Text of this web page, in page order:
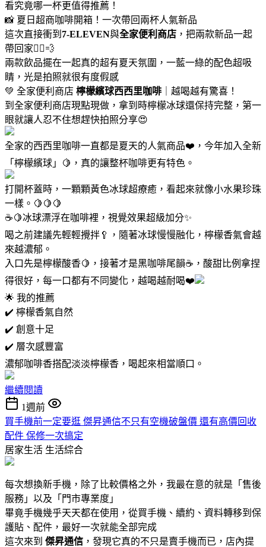
看究竟哪一杯更值得推薦！
📸 夏日超商咖啡開箱！一次帶回兩杯人氣新品
這次直接衝到 7-ELEVEN與全家便利商店 ，把兩款新品一起
帶回家🏃‍♀️💨
兩款飲品擺在一起真的超有夏天氛圍，一藍一綠的配色超吸
睛，光是拍照就很有度假感
💚 全家便利商店 檸檬繽球西西里咖啡 ｜越喝越有驚喜！
到全家便利商店現點現做，拿到時檸檬冰球還保持完整，第一
眼就讓人忍不住想趕快拍照分享😍
全家的西西里咖啡一直都是夏天的人氣商品❤️，今年加入全新
「檸檬繽球」🍋，真的讓整杯咖啡更有特色。
打開杯蓋時，一顆顆黃色冰球超療癒，看起來就像小水果珍珠
一樣。🍋🍋🍋
☕🍋冰球漂浮在咖啡裡，視覺效果超級加分✨
喝之前建議先輕輕攪拌🥄，隨著冰球慢慢融化，檸檬香氣會越
來越濃郁。
入口先是檸檬酸香🍋，接著才是黑咖啡尾韻☕，酸甜比例拿捏
得很好，每一口都有不同變化，越喝越耐喝❤️
🌟 我的推薦
✔️ 檸檬香氣自然
✔️ 創意十足
✔️ 層次感豐富
濃郁咖啡香搭配淡淡檸檬香，喝起來相當順口。
繼續閱讀
1週前
買手機前一定要逛 傑昇通信不只有空機破盤價 還有高價回收
配件 保修一次搞定
居家生活 生活綜合
每次想換新手機，除了比較價格之外，我最在意的就是「售後
服務」以及「門市專業度」
畢竟手機幾乎天天都在使用，從買手機、續約、資料轉移到保
護貼、配件，最好一次就能全部完成
這次來到 傑昇通信 ，發現它真的不只是賣手機而已，店內提